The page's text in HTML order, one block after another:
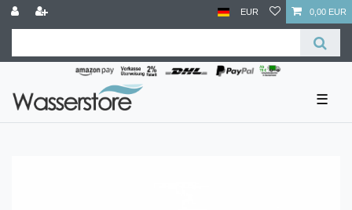
EUR 0,00 EUR
☰